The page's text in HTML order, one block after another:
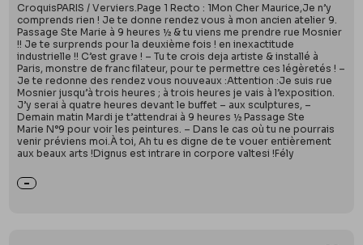
CroquisPARIS / Verviers.Page 1 Recto : 1Mon Cher Maurice,Je n’y
comprends rien ! Je te donne rendez vous à mon ancien atelier 9.
Passage Ste Marie à 9 heures ½ & tu viens me prendre rue Mosnier
!! Je te surprends pour la deuxième fois ! en inexactitude
industrielle !! C’est grave ! – Tu te crois deja artiste & installé à
Paris, monstre de franc filateur, pour te permettre ces légèretés ! –
Je te redonne des rendez vous nouveaux :Attention :Je suis rue
Mosnier jusqu’à trois heures ; à trois heures je vais à l’exposition.
J’y serai à quatre heures devant le buffet – aux sculptures, –
Demain matin Mardi je t’attendrai à 9 heures ½ Passage Ste
Marie N°9 pour voir les peintures. – Dans le cas où tu ne pourrais
venir préviens moi.À toi, Ah tu es digne de te vouer entièrement
aux beaux arts !Dignus est intrare in corpore valtesi !Fély